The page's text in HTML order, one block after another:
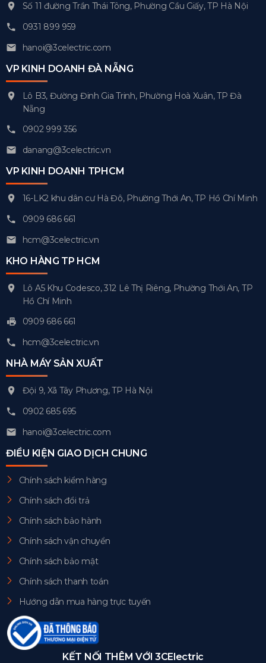
Số 11 đường Trần Thái Tông, Phường Cầu Giấy, TP Hà Nội
0931 899 959
hanoi@3celectric.com
VP KINH DOANH ĐÀ NẴNG
Lô B3, Đường Đinh Gia Trinh, Phường Hoà Xuân, TP Đà
Nẵng
0902 999 356
danang@3celectric.vn
VP KINH DOANH TPHCM
16-LK2 khu dân cư Hà Đô, Phường Thới An, TP Hồ Chí Minh
0909 686 661
hcm@3celectric.vn
KHO HÀNG TP HCM
Lô A5 Khu Codesco, 312 Lê Thị Riêng, Phường Thới An, TP
Hồ Chí Minh
0909 686 661
hcm@3celectric.vn
NHÀ MÁY SẢN XUẤT
Đội 9, Xã Tây Phương, TP Hà Nội
0902 685 695
hanoi@3celectric.com
ĐIỀU KIỆN GIAO DỊCH CHUNG
Chính sách kiểm hàng
Chính sách đổi trả
Chính sách bảo hành
Chính sách vận chuyển
Chính sách bảo mật
Chính sách thanh toán
Hướng dẫn mua hàng trực tuyến
KẾT NỐI THÊM VỚI 3CElectric